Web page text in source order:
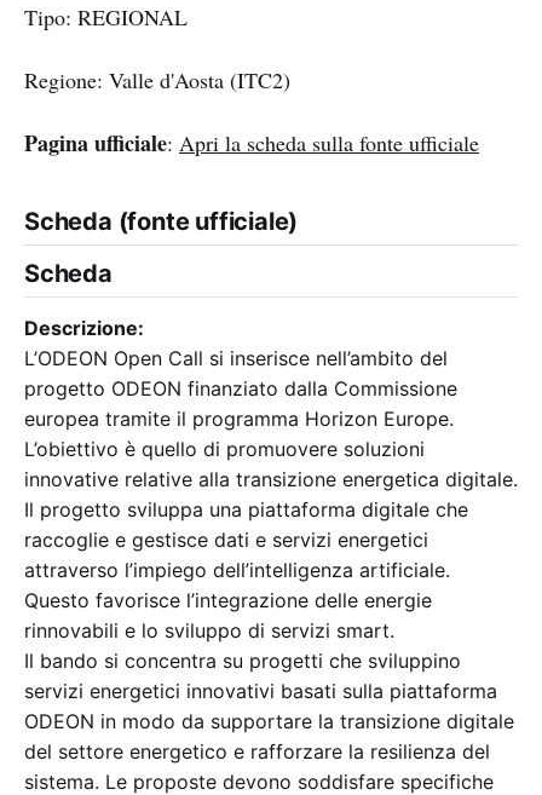
Tipo: REGIONAL
Regione: Valle d'Aosta (ITC2)
Pagina ufficiale: Apri la scheda sulla fonte ufficiale
Scheda (fonte ufficiale)
Scheda
Descrizione:
L’ODEON Open Call si inserisce nell’ambito del
progetto ODEON finanziato dalla Commissione
europea tramite il programma Horizon Europe.
L’obiettivo è quello di promuovere soluzioni
innovative relative alla transizione energetica digitale.
Il progetto sviluppa una piattaforma digitale che
raccoglie e gestisce dati e servizi energetici
attraverso l’impiego dell’intelligenza artificiale.
Questo favorisce l’integrazione delle energie
rinnovabili e lo sviluppo di servizi smart.
Il bando si concentra su progetti che sviluppino
servizi energetici innovativi basati sulla piattaforma
ODEON in modo da supportare la transizione digitale
del settore energetico e rafforzare la resilienza del
sistema. Le proposte devono soddisfare specifiche